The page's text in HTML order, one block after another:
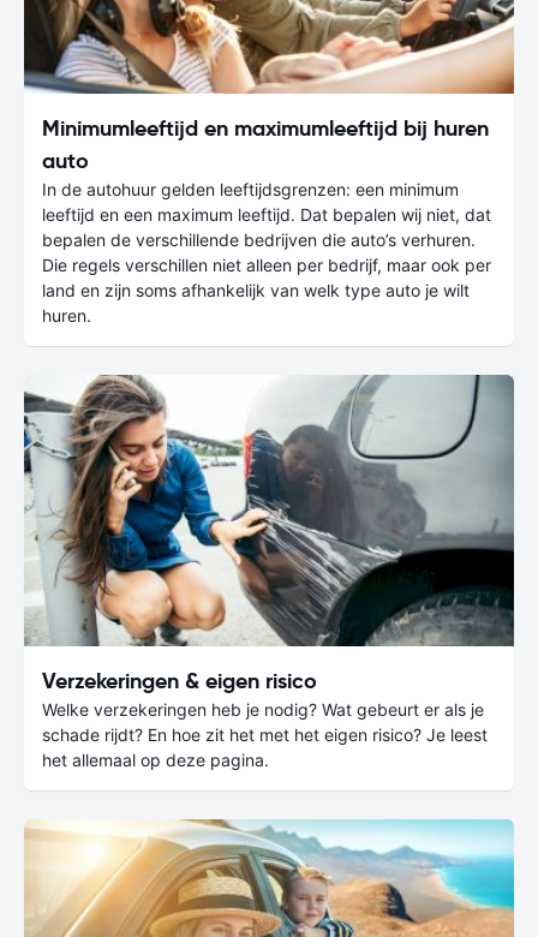
Minimumleeftijd en maximumleeftijd bij huren
auto
In de autohuur gelden leeftijdsgrenzen: een minimum
leeftijd en een maximum leeftijd. Dat bepalen wij niet, dat
bepalen de verschillende bedrijven die auto’s verhuren.
Die regels verschillen niet alleen per bedrijf, maar ook per
land en zijn soms afhankelijk van welk type auto je wilt
huren.
Verzekeringen & eigen risico
Welke verzekeringen heb je nodig? Wat gebeurt er als je
schade rijdt? En hoe zit het met het eigen risico? Je leest
het allemaal op deze pagina.